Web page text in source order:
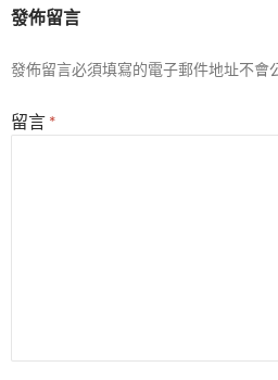
發佈留言
發佈留言必須填寫的電子郵件地址不會
留言 *